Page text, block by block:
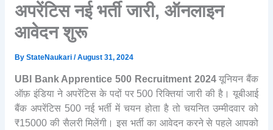
अपरेंटिस नई भर्ती जारी, ऑनलाइन
आवेदन शुरू
By StateNaukari /August 31, 2024
UBI Bank Apprentice 500 Recruitment 2024यूनियन बैंक
ऑफ़ इंडिया ने अपरेंटिस के पदों पर 500 रिक्तियां जारी की है। यूबीआई
बैंक अपरेंटिस 500 नई भर्ती में चयन होता है तो चयनित उम्मीदवार को
₹15000 की सैलरी मिलेंगी। इस भर्ती का आवेदन करने से पहले आपको